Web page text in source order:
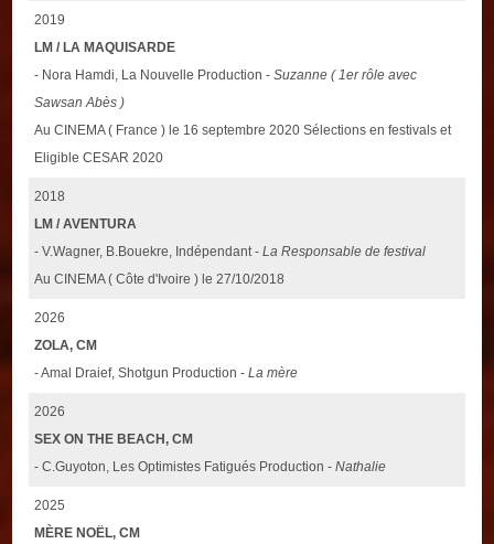
2019
LM / LA MAQUISARDE
- Nora Hamdi, La Nouvelle Production -Suzanne ( 1er rôle avec
Sawsan Abès )
Au CINEMA ( France ) le 16 septembre 2020 Sélections en festivals et
Eligible CESAR 2020
2018
LM / AVENTURA
- V.Wagner, B.Bouekre, Indépendant -La Responsable de festival
Au CINEMA ( Côte d'Ivoire ) le 27/10/2018
2026
ZOLA, CM
- Amal Draief, Shotgun Production -La mère
2026
SEX ON THE BEACH, CM
- C.Guyoton, Les Optimistes Fatigués Production -Nathalie
2025
MÈRE NOËL, CM